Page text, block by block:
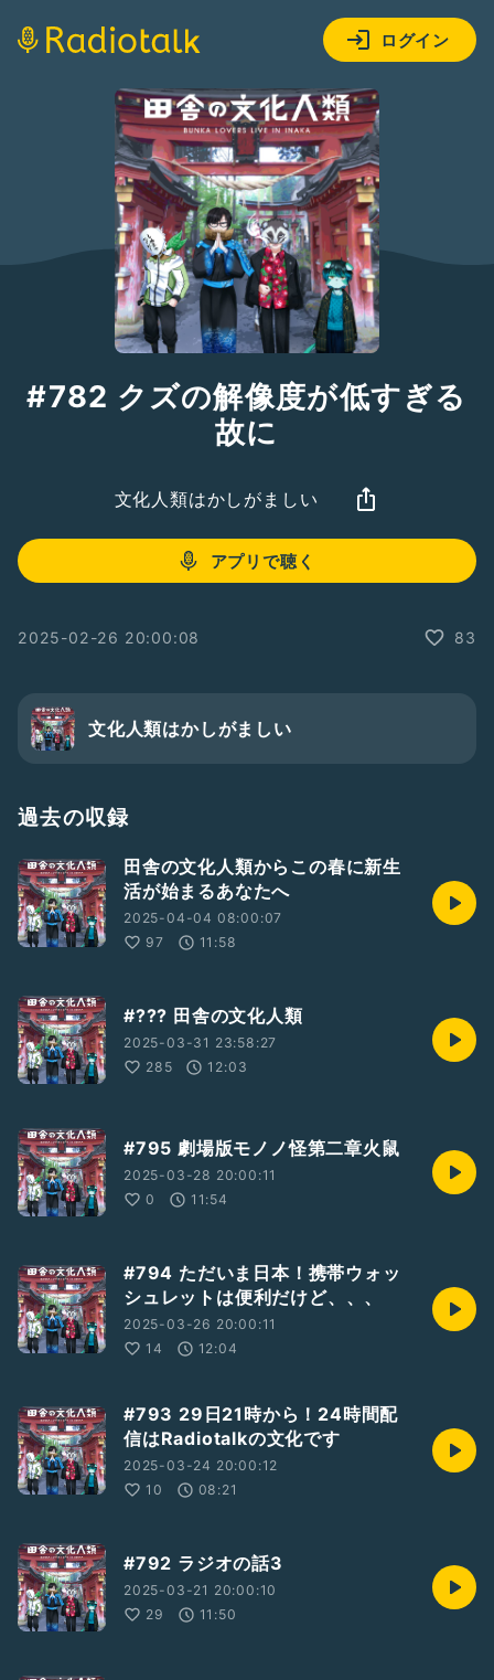
ログイン
#782 クズの解像度が低すぎる
故に
文化人類はかしがましい
アプリで聴く
2025-02-26 20:00:08 83
文化人類はかしがましい
過去の収録
田舎の文化人類からこの春に新生
活が始まるあなたへ
2025-04-04 08:00:07
97
11:58
#??? 田舎の文化人類
2025-03-31 23:58:27
285
12:03
#795 劇場版モノノ怪第二章火鼠
2025-03-28 20:00:11
0
11:54
#794 ただいま日本！携帯ウォッ
シュレットは便利だけど、、、
2025-03-26 20:00:11
14
12:04
#793 29日21時から！24時間配
信はRadiotalkの文化です
2025-03-24 20:00:12
10
08:21
#792 ラジオの話3
2025-03-21 20:00:10
29
11:50